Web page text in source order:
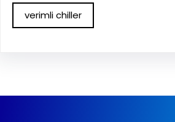
verimli chiller